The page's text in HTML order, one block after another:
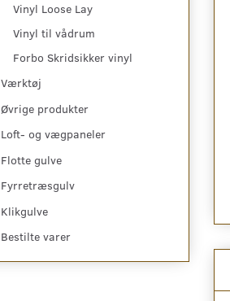
Vinyl Loose Lay
Vinyl til vådrum
Forbo Skridsikker vinyl
Værktøj
Øvrige produkter
Loft- og vægpaneler
Flotte gulve
Fyrretræsgulv
Klikgulve
Bestilte varer
TARKETT TARKOCLEAN
79,00 DKK